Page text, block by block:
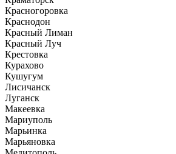
Красногоровка
Краснодон
Красный Лиман
Красный Луч
Крестовка
Курахово
Кушугум
Лисичанск
Луганск
Макеевка
Мариуполь
Марьинка
Марьяновка